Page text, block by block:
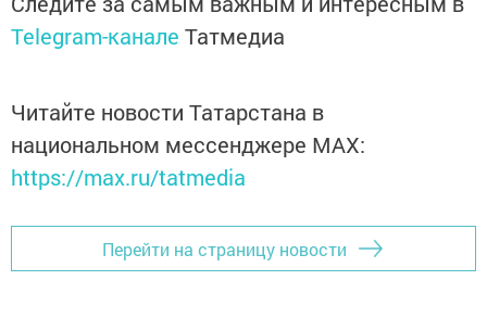
Telegram-канале Татмедиа
Читайте новости Татарстана в
национальном мессенджере MАХ:
https://max.ru/tatmedia
Перейти на страницу новости